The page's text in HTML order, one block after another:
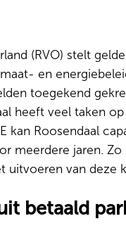
(RVO) stelt
en
toegekend
heeft veel taken
kan Roosendaal
meerdere jaren.
uitvoeren van deze
betaald